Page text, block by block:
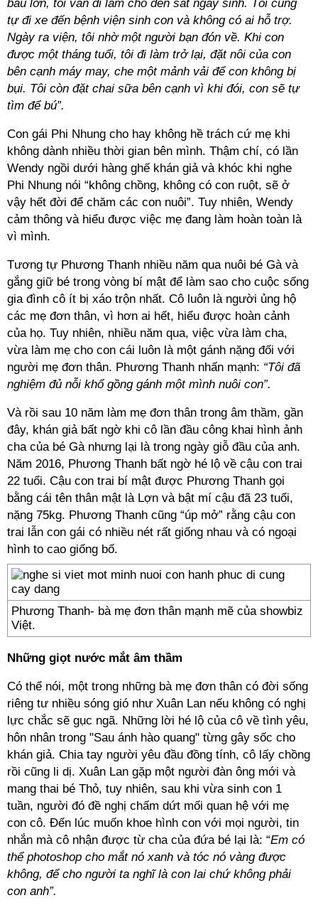
bầu lớn, tôi vẫn đi làm cho đến sát ngày sinh. Tôi cũng
tự đi xe đến bệnh viện sinh con và không có ai hỗ trợ.
Ngày ra viện, tôi nhờ một người bạn đón về. Khi con
được một tháng tuổi, tôi đi làm trở lại, đặt nôi của con
bên cạnh máy may, che một mảnh vải để con không bị
bụi. Tôi còn đặt chai sữa bên cạnh vì khi đói, con sẽ tự
tìm để bú”.
Con gái Phi Nhung cho hay không hề trách cứ mẹ khi
không dành nhiều thời gian bên mình. Thậm chí, có lần
Wendy ngồi dưới hàng ghế khán giả và khóc khi nghe
Phi Nhung nói “không chồng, không có con ruột, sẽ ở
vậy hết đời để chăm các con nuôi”. Tuy nhiên, Wendy
cảm thông và hiểu được việc mẹ đang làm hoàn toàn là
vì mình.
Tương tự Phương Thanh nhiều năm qua nuôi bé Gà và
gắng giữ bé trong vòng bí mật để làm sao cho cuộc sống
gia đình cô ít bị xáo trộn nhất. Cô luôn là người ủng hộ
các mẹ đơn thân, vì hơn ai hết, hiểu được hoàn cảnh
của họ. Tuy nhiên, nhiều năm qua, việc vừa làm cha,
vừa làm mẹ cho con cái luôn là một gánh nặng đối với
người mẹ đơn thân. Phương Thanh nhấn mạnh: “Tôi đã
nghiệm đủ nỗi khổ gồng gánh một mình nuôi con”.
Và rồi sau 10 năm làm mẹ đơn thân trong âm thầm, gần
đây, khán giả bất ngờ khi cô lần đầu công khai hình ảnh
cha của bé Gà nhưng lại là trong ngày giỗ đầu của anh.
Năm 2016, Phương Thanh bất ngờ hé lộ về cậu con trai
22 tuổi. Cậu con trai bí mật được Phương Thanh gọi
bằng cái tên thân mật là Lợn và bật mí cậu đã 23 tuổi,
nặng 75kg. Phương Thanh cũng “úp mở” rằng cậu con
trai lẫn con gái có nhiều nét rất giống nhau và có ngoại
hình to cao giống bố.
Phương Thanh- bà mẹ đơn thân mạnh mẽ của showbiz
Việt.
Những giọt nước mắt âm thầm
Có thể nói, một trong những bà mẹ đơn thân có đời sống
riêng tư nhiều sóng gió như Xuân Lan nếu không có nghị
lực chắc sẽ gục ngã. Những lời hé lộ của cô về tình yêu,
hôn nhân trong "Sau ánh hào quang" từng gây sốc cho
khán giả. Chia tay người yêu đầu đồng tính, cô lấy chồng
rồi cũng li dị. Xuân Lan gặp một người đàn ông mới và
mang thai bé Thỏ, tuy nhiên, sau khi vừa sinh con 1
tuần, người đó đề nghị chấm dứt mối quan hệ với mẹ
con cô. Đến lúc muốn khoe hình con với mọi người, tin
nhắn mà cô nhận được từ cha của đứa bé lại là: “Em có
thể photoshop cho mắt nó xanh và tóc nó vàng được
không, để cho người ta nghĩ là con lai chứ không phải
con anh”.